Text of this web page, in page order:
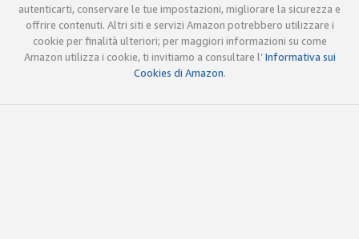
autenticarti, conservare le tue impostazioni, migliorare la sicurezza e
offrire contenuti. Altri siti e servizi Amazon potrebbero utilizzare i
cookie per finalità ulteriori; per maggiori informazioni su come
Amazon utilizza i cookie, ti invitiamo a consultare l’Informativa sui
Cookies di Amazon.